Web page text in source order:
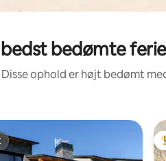
bedømte
ophold er højt bedømt